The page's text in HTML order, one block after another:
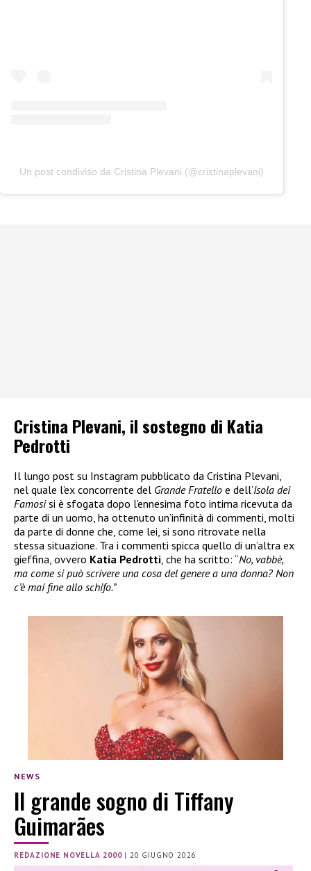
Un post condiviso da Cristina Plevani (@cristinaplevani)
Cristina Plevani, il sostegno di Katia
Pedrotti
Il lungo post su Instagram pubblicato da Cristina Plevani,
nel quale l’ex concorrente del Grande Fratello e dell’Isola dei
Famosisi è sfogata dopo l’ennesima foto intima ricevuta da
parte di un uomo, ha ottenuto un’infinità di commenti, molti
da parte di donne che, come lei, si sono ritrovate nella
stessa situazione. Tra i commenti spicca quello di un’altra ex
gieffina, ovvero Katia Pedrotti, che ha scritto: “No, vabbè,
ma come si può scrivere una cosa del genere a una donna? Non
c’è mai fine allo schifo.”
NEWS
Il grande sogno di Tiffany
Guimarães
REDAZIONE NOVELLA 2000| 20 GIUGNO 2026